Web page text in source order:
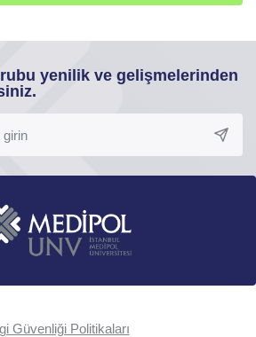
yenilik ve gelişmelerinden
Güvenliği Politikaları